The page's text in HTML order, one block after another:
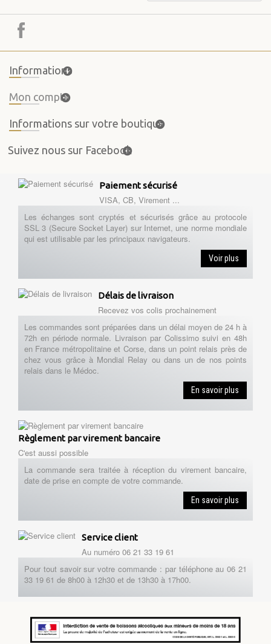
Informations
Mon compte
Informations sur votre boutique
Suivez nous sur Facebook
Paiement sécurisé
VISA, CB, Virement ...
Les échanges sont cryptés et sécurisés grâce au protocole
SSL 3 (Secure Socket Layer) sur Internet, une norme mondiale
qui est utilisable par les principaux navigateurs.
Voir plus
Délais de livraison
Recevez vos colis prochainement
Les commandes sont préparées dans un délai moyen de 24 h à
72h en période normale. Livraison par Colissimo suivi en 48h
en France métropolitaine et Corse, dans un point relais près de
chez vous grâce à Mondial Relay ou dans un de nos points
relais dans le Médoc.
En savoir plus
Règlement par virement bancaire
C'est aussi possible
La commande sera traitée à réception du virement bancaire,
date de prise en compte de votre commande.
En savoir plus
Service client
Au numéro 06 21 33 19 61
Pour tout savoir sur votre commande : par téléphone au 06 21
33 19 61 de 8h00 à 12h30 et de 13h30 à 17h00.